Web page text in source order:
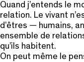
Quand j’entends le
relation. Le vivant
d’êtres — humains,
ensemble de
qu’ils habitent.
On peut même le